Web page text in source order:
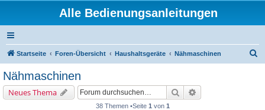
Alle Bedienungsanleitungen
Startseite Foren-Übersicht Haushaltsgeräte Nähmaschinen
Nähmaschinen
Neues Thema Suche
38 Themen •Seite 1 von 1